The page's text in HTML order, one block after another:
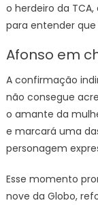
o herdeiro da
para entender
Afonso em
A confirmação
não consegue
o amante da
e marcará uma
personagem
Esse momento
nove da Globo,